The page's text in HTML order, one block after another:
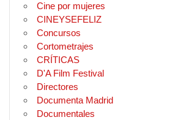
Cine por mujeres
CINEYSEFELIZ
Concursos
Cortometrajes
CRÍTICAS
D'A Film Festival
Directores
Documenta Madrid
Documentales